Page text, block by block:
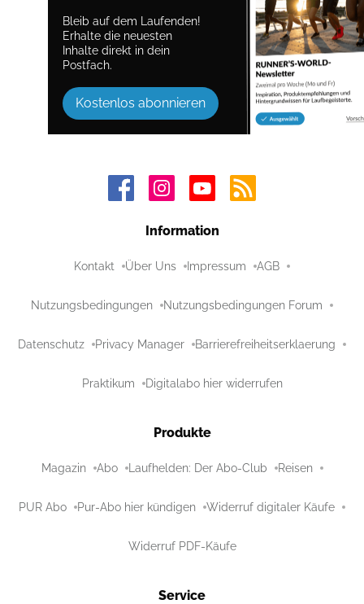
Bleib auf dem Laufenden!
Erhalte die neuesten
Inhalte direkt in dein
Postfach.
Kostenlos abonnieren
Information
Kontakt Über Uns Impressum AGB
Nutzungsbedingungen Nutzungsbedingungen Forum
Datenschutz Privacy Manager Barrierefreiheitserklaerung
Praktikum Digitalabo hier widerrufen
Produkte
Magazin Abo Laufhelden: Der Abo-Club Reisen
PUR Abo Pur-Abo hier kündigen Widerruf digitaler Käufe
Widerruf PDF-Käufe
Service